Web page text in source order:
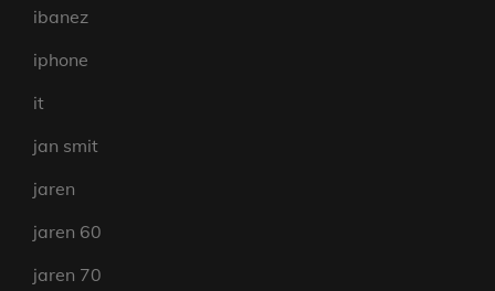
ibanez
iphone
it
jan smit
jaren
jaren 60
jaren 70